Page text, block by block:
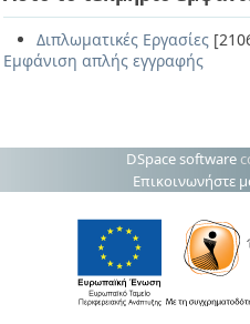
Διπλωματικές Εργασίες
Εμφάνιση απλής εγγραφής
DSpace software
Επικοινωνήστε